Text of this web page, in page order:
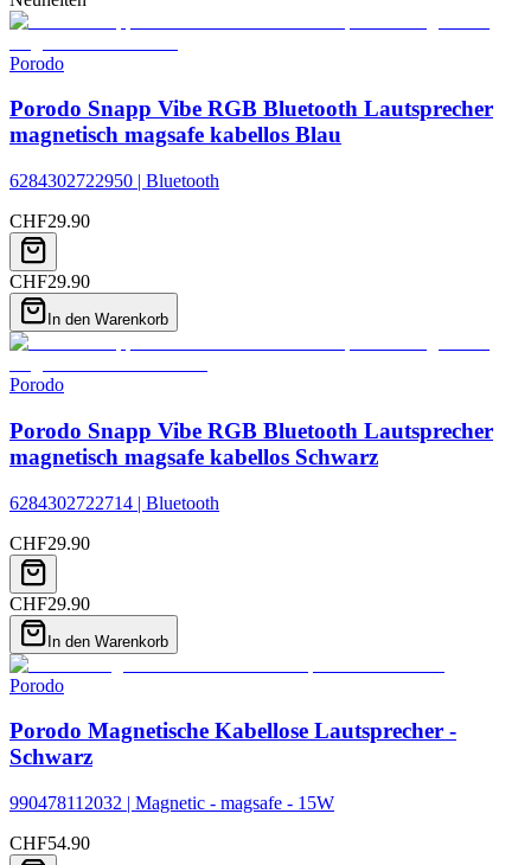
Porodo
Porodo Snapp Vibe RGB Bluetooth Lautsprecher
magnetisch magsafe kabellos Blau
6284302722950 | Bluetooth
CHF29.90
CHF29.90
In den Warenkorb
Porodo
Porodo Snapp Vibe RGB Bluetooth Lautsprecher
magnetisch magsafe kabellos Schwarz
6284302722714 | Bluetooth
CHF29.90
CHF29.90
In den Warenkorb
Porodo
Porodo Magnetische Kabellose Lautsprecher -
Schwarz
990478112032 | Magnetic - magsafe - 15W
CHF54.90